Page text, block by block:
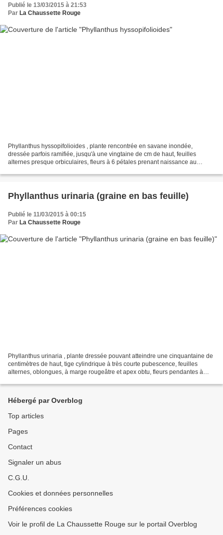
Publié le 13/03/2015 à 21:53
Par La Chaussette Rouge
Phyllanthus hyssopifolioides , plante rencontrée en savane inondée,
dressée parfois ramifiée, jusqu'à une vingtaine de cm de haut, feuilles
alternes presque orbiculaires, fleurs à 6 pétales prenant naissance au
Phyllanthus urinaria (graine en bas feuille)
Publié le 11/03/2015 à 00:15
Par La Chaussette Rouge
Phyllanthus urinaria , plante dressée pouvant atteindre une cinquantaine de
centimètres de haut, tige cylindrique à très courte pubescence, feuilles
alternes, oblongues, à marge rougeâtre et apex obtu, fleurs pendantes à
Hébergé par Overblog
Top articles
Pages
Contact
Signaler un abus
C.G.U.
Cookies et données personnelles
Préférences cookies
Voir le profil de La Chaussette Rouge sur le portail Overblog